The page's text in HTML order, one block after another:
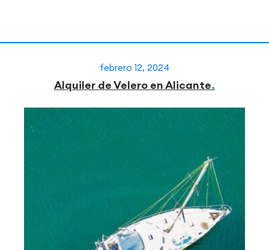
febrero 12, 2024
Alquiler de Velero en Alicante